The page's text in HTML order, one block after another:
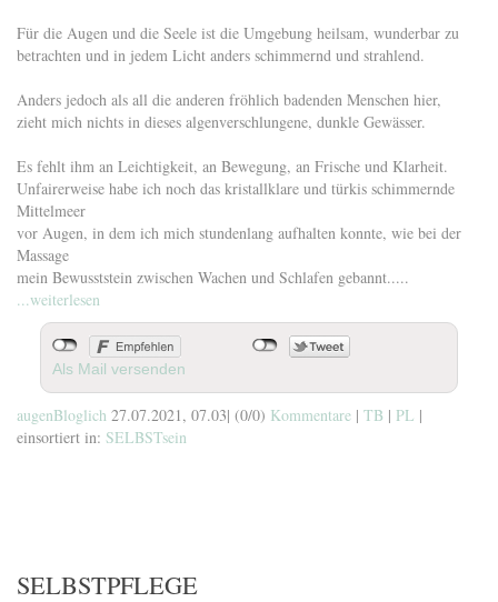
Für die Augen und die Seele ist die Umgebung heilsam, wunderbar zu
betrachten und in jedem Licht anders schimmernd und strahlend.
Anders jedoch als all die anderen fröhlich badenden Menschen hier,
zieht mich nichts in dieses algenverschlungene, dunkle Gewässer.
Es fehlt ihm an Leichtigkeit, an Bewegung, an Frische und Klarheit.
Unfairerweise habe ich noch das kristallklare und türkis schimmernde
Mittelmeer
vor Augen, in dem ich mich stundenlang aufhalten konnte, wie bei der
Massage
mein Bewusststein zwischen Wachen und Schlafen gebannt.....
...weiterlesen
Als Mail versenden
augenBloglich 27.07.2021, 07.03| (0/0) Kommentare | TB | PL |
einsortiert in: SELBSTsein
SELBSTPFLEGE